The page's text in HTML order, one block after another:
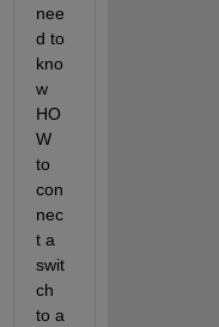
nee
d to
kno
w
HO
W
to
con
nec
t a
swit
ch
to a